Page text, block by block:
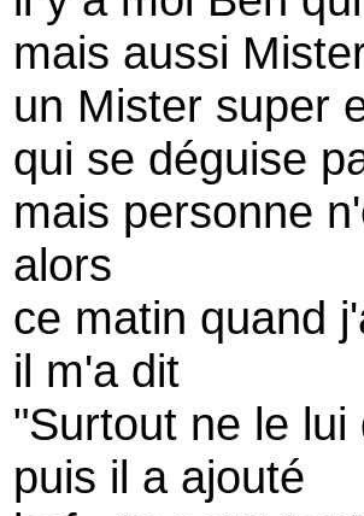
mais aussi
un Mister super
qui se déguise
mais personne
alors
ce matin quand
il m'a dit
"Surtout ne le
puis il a ajouté